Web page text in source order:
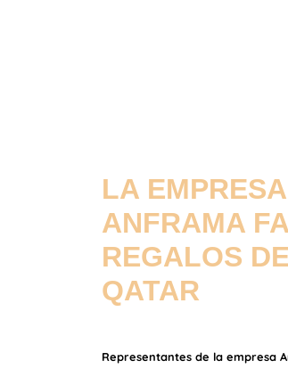
LA
ANFRAMA
REGALOS
QATAR
Representantes de la empresa